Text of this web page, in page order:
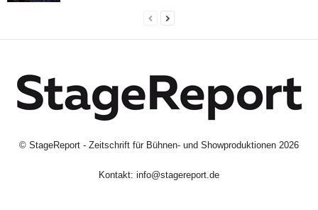
© StageReport - Zeitschrift für Bühnen- und Showproduktionen 2026
Kontakt: info@stagereport.de